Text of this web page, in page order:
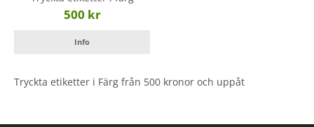
500 kr
Info
Tryckta etiketter i Färg från 500 kronor och uppåt